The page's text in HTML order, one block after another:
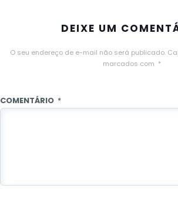
DEIXE UM
O seu endereço de e-mail não será publicado.
marcados com *
COMENTÁRIO *